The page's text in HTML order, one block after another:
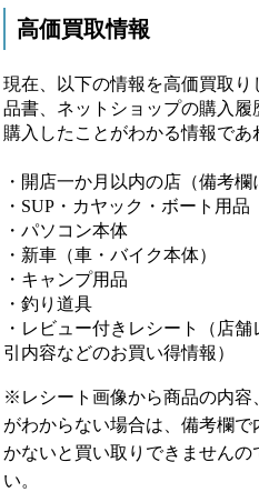
高価買取情報
現在、以下の情報を高価買取
品書、ネットショップの購入履
購入したことがわかる情報で
・開店一か月以内の店（備考欄
・SUP・カヤック・ボート用品
・パソコン本体
・新車（車・バイク本体）
・キャンプ用品
・釣り道具
・レビュー付きレシート（店
引内容などのお買い得情報）
※レシート画像から商品の内容
がわからない場合は、備考欄
かないと買い取りできません
い。